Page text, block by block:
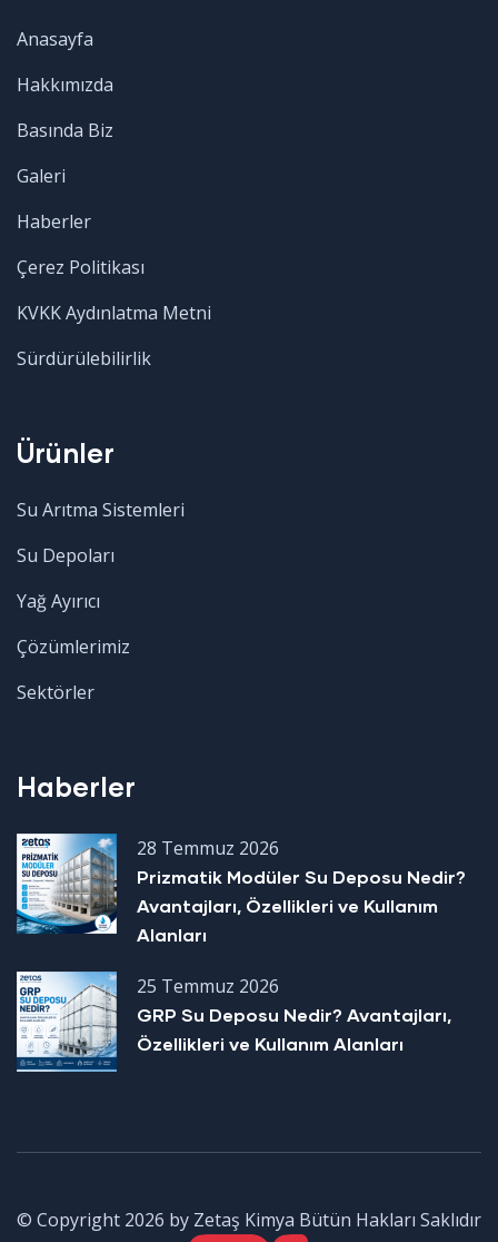
Anasayfa
Hakkımızda
Basında Biz
Galeri
Haberler
Çerez Politikası
KVKK Aydınlatma Metni
Sürdürülebilirlik
Ürünler
Su Arıtma Sistemleri
Su Depoları
Yağ Ayırıcı
Çözümlerimiz
Sektörler
Haberler
28 Temmuz 2026
Prizmatik Modüler Su Deposu Nedir?
Avantajları, Özellikleri ve Kullanım
Alanları
25 Temmuz 2026
GRP Su Deposu Nedir? Avantajları,
Özellikleri ve Kullanım Alanları
© Copyright 2026 by Zetaş Kimya Bütün Hakları Saklıdır